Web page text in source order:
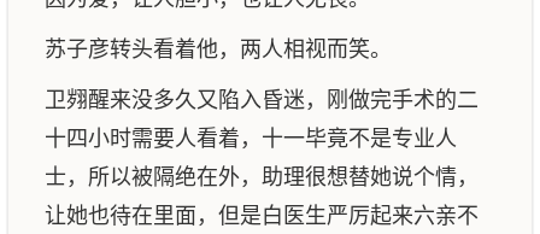
苏子彦转头看着他，两人相视而笑。
卫翙醒来没多久又陷入昏迷，刚做完手术的二
十四小时需要人看着，十一毕竟不是专业人
士，所以被隔绝在外，助理很想替她说个情，
让她也待在里面，但是白医生严厉起来六亲不